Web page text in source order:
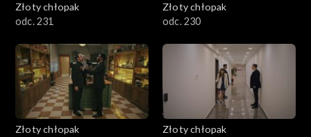
Złoty chłopak
odc. 231
Złoty chłopak
odc. 230
Złoty chłopak
Złoty chłopak